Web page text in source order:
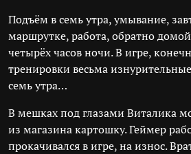
Подъём в семь утра, умывание,
маршрутке, работа, обратно
четырёх часов ночи. В игре,
тренировки весьма
семь утра…
В мешках под глазами Виталика
из магазина картошку. Геймер
прокачивался в игре, на износ.